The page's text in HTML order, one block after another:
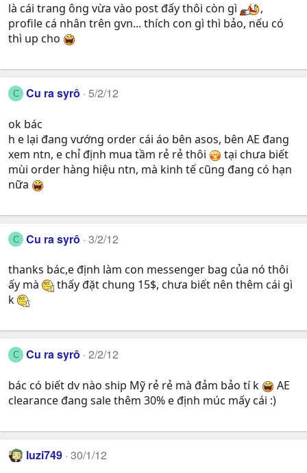
là cái trang ông vừa vào post đấy thôi còn gì
,
profile cá nhân trên gvn... thích con gì thì bảo, nếu có
thì up cho
C Cu ra syrô 5/2/12
ok bác
h e lại đang vướng order cái áo bên asos, bên AE đang
xem ntn, e chỉ định mua tầm rẻ rẻ thôi
tại chưa biết
mùi order hàng hiệu ntn, mà kinh tế cũng đang có hạn
nữa
C Cu ra syrô 3/2/12
thanks bác,e định làm con messenger bag của nó thôi
ấy mà
thấy đặt chung 15$, chưa biết nên thêm cái gì
k
C Cu ra syrô 2/2/12
bác có biết dv nào ship Mỹ rẻ rẻ mà đảm bảo tí k
AE
clearance đang sale thêm 30% e định múc mấy cái :)
luzi749 30/1/12